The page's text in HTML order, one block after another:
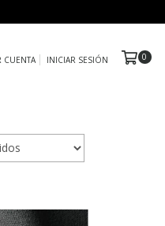
CUENTA INICIAR SESIÓN 0